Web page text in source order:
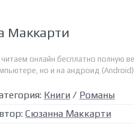
Маккарти
онлайн бесплатно полную
но и на андроид
Книги / Романы
Сюзанна Маккарти